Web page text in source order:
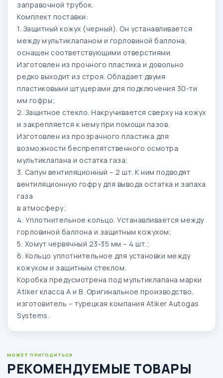
заправочной трубок.
Комплект поставки:
1. Защитный кожух (черный). Он устанавливается
между мультиклапаном и горловиной баллона,
оснащен соответствующими отверстиями.
Изготовлен из прочного пластика и довольно
редко выходит из строя. Обладает двумя
пластиковыми штуцерами для подключения 30-ти
мм гофры;
2. Защитное стекло. Накручивается сверху на кожух
и закрепляется к нему при помощи пазов.
Изготовлен из прозрачного пластика для
возможности беспрепятственного осмотра
мультиклапана и остатка газа;
3. Сапун вентиляционный – 2 шт. К ним подводят
вентиляционную гофру для вывода остатка и запаха
газа
в атмосферу;
4. Уплотнительное кольцо. Устанавливается между
горловиной баллона и защитным кожухом;
5. Хомут червячный 23-35 мм – 4 шт.;
6. Кольцо уплотнительное для установки между
кожухом и защитным стеклом.
Коробка предусмотрена под мультиклапана марки
Atiker класса А и В .Оригинальное производство,
изготовитель – турецкая компания Atiker Autogas
Systems.
МОЖЕТ ПРИГОДИТЬСЯ
РЕКОМЕНДУЕМЫЕ ТОВАРЫ